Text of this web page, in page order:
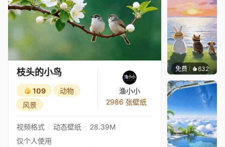
枝头的小鸟
109
动物
风景
渔小小
2986 张壁纸
视频格式 动态壁纸
28.39M
仅个人使用
免费 632渔小小